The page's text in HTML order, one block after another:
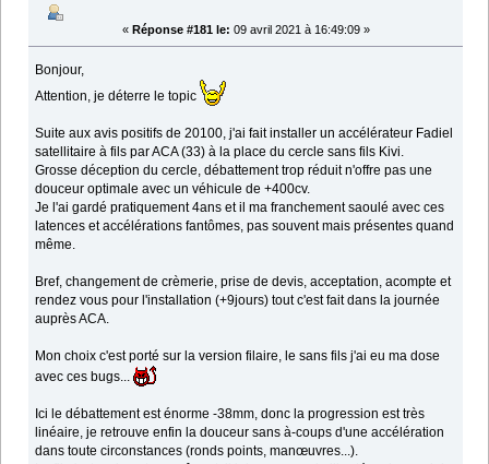
« Réponse #181 le: 09 avril 2021 à 16:49:09 »
Bonjour,
Attention, je déterre le topic
Suite aux avis positifs de 20100, j'ai fait installer un accélérateur Fadiel
satellitaire à fils par ACA (33) à la place du cercle sans fils Kivi.
Grosse déception du cercle, débattement trop réduit n'offre pas une
douceur optimale avec un véhicule de +400cv.
Je l'ai gardé pratiquement 4ans et il ma franchement saoulé avec ces
latences et accélérations fantômes, pas souvent mais présentes quand
même.
Bref, changement de crèmerie, prise de devis, acceptation, acompte et
rendez vous pour l'installation (+9jours) tout c'est fait dans la journée
auprès ACA.
Mon choix c'est porté sur la version filaire, le sans fils j'ai eu ma dose
avec ces bugs...
Ici le débattement est énorme -38mm, donc la progression est très
linéaire, je retrouve enfin la douceur sans à-coups d'une accélération
dans toute circonstances (ronds points, manœuvres...).